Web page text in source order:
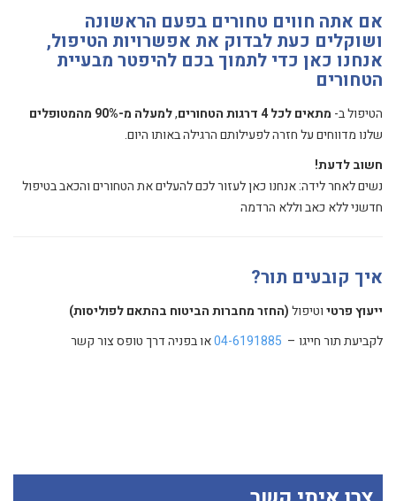
אם אתה חווים טחורים בפעם הראשונה
ושוקלים כעת לבדוק את אפשרויות הטיפול,
אנחנו כאן כדי לתמוך בכם להיפטר מבעיית
הטחורים
​הטיפול ב- מתאים לכל 4 דרגות הטחורים , ​למעלה מ-90% מהמטופלים
שלנו מדווחים על חזרה לפעילותם הרגילה באותו היום.
חשוב לדעת!
נשים לאחר לידה: אנחנו כאן לעזור לכם להעלים את הטחורים והכאב בטיפול
חדשני ללא כאב וללא הרדמה
איך קובעים תור?
ייעוץ פרטיוטיפול(החזר מחברות הביטוח בהתאם לפוליסות)
לקביעת תור חייגו – 04-6191885או בפניה דרך טופס צור קשר